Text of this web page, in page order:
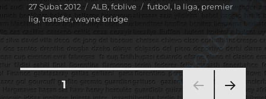
Yayın
tarihi
27 Şubat 2012 Kategoriler
ALB, fcblive Etiketler
futbol, la liga, premier
lig, transfer, wayne bridge
Yazı
SAYFA1